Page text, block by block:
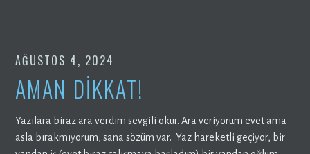
AĞUSTOS 4, 2024
AMAN DİKKAT!
Yazılara biraz ara verdim sevgili okur. Ara veriyorum evet ama
asla bırakmıyorum, sana sözüm var. Yaz hareketli geçiyor, bir